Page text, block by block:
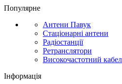
Популярне
Антени Павук
Стаціонарні антени
Радіостанції
Ретранслятори
Високочастотний
Інформація